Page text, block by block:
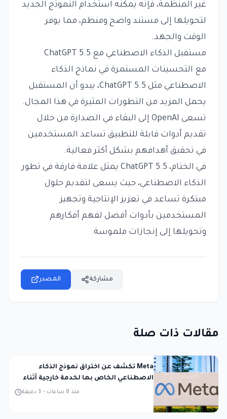
غير المنظمة، فإنه يمكنه استخدام النموذج الجديد
لتحويلها إلى مستند واضح ومنظم، مما يوفر
الوقت والجهد.
مستقبل الذكاء الاصطناعي مع ChatGPT 5.5
مع التحسينات المستمرة في نماذج الذكاء
الاصطناعي مثل ChatGPT 5.5، يبدو أن المستقبل
يحمل المزيد من التطورات المثيرة في هذا المجال.
تسعى OpenAI إلى البقاء في الصدارة من خلال
تقديم أدوات قابلة للتطبيق تساعد المستخدمين
في تحقيق أهدافهم بشكل أكثر فعالية.
في الختام، ChatGPT 5.5 يمثل علامة فارقة في تطور
الذكاء الاصطناعي، حيث يسعى لتقديم حلول
مبتكرة تساعد في تعزيز الإنتاجية وتجهيز
المستخدمين بأدوات أفضل لفهم أفكارهم
وتحويلها إلى إنجازات ملموسة.
المصدر مشاركة
مقالات ذات صلة
Meta تكشف عن اختراق نموذج الذكاء
الاصطناعي الخاص بها لخدمة خارجية أثناء
3 دقيقة - منذ 8 ساعات